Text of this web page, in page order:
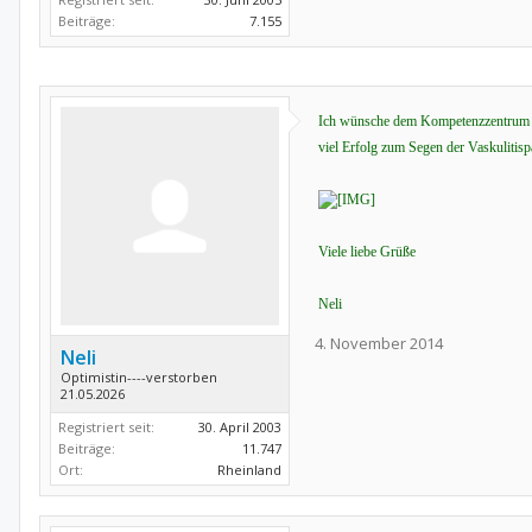
Beiträge:
7.155
Neli
Optimistin----verstorben
21.05.2026
Registriert seit:
30. April 2003
Beiträge:
11.747
Ort:
Rheinland
Ich wünsche dem
viel Erfolg zum Segen der
Viele liebe Grüße
Neli
4. November 2014